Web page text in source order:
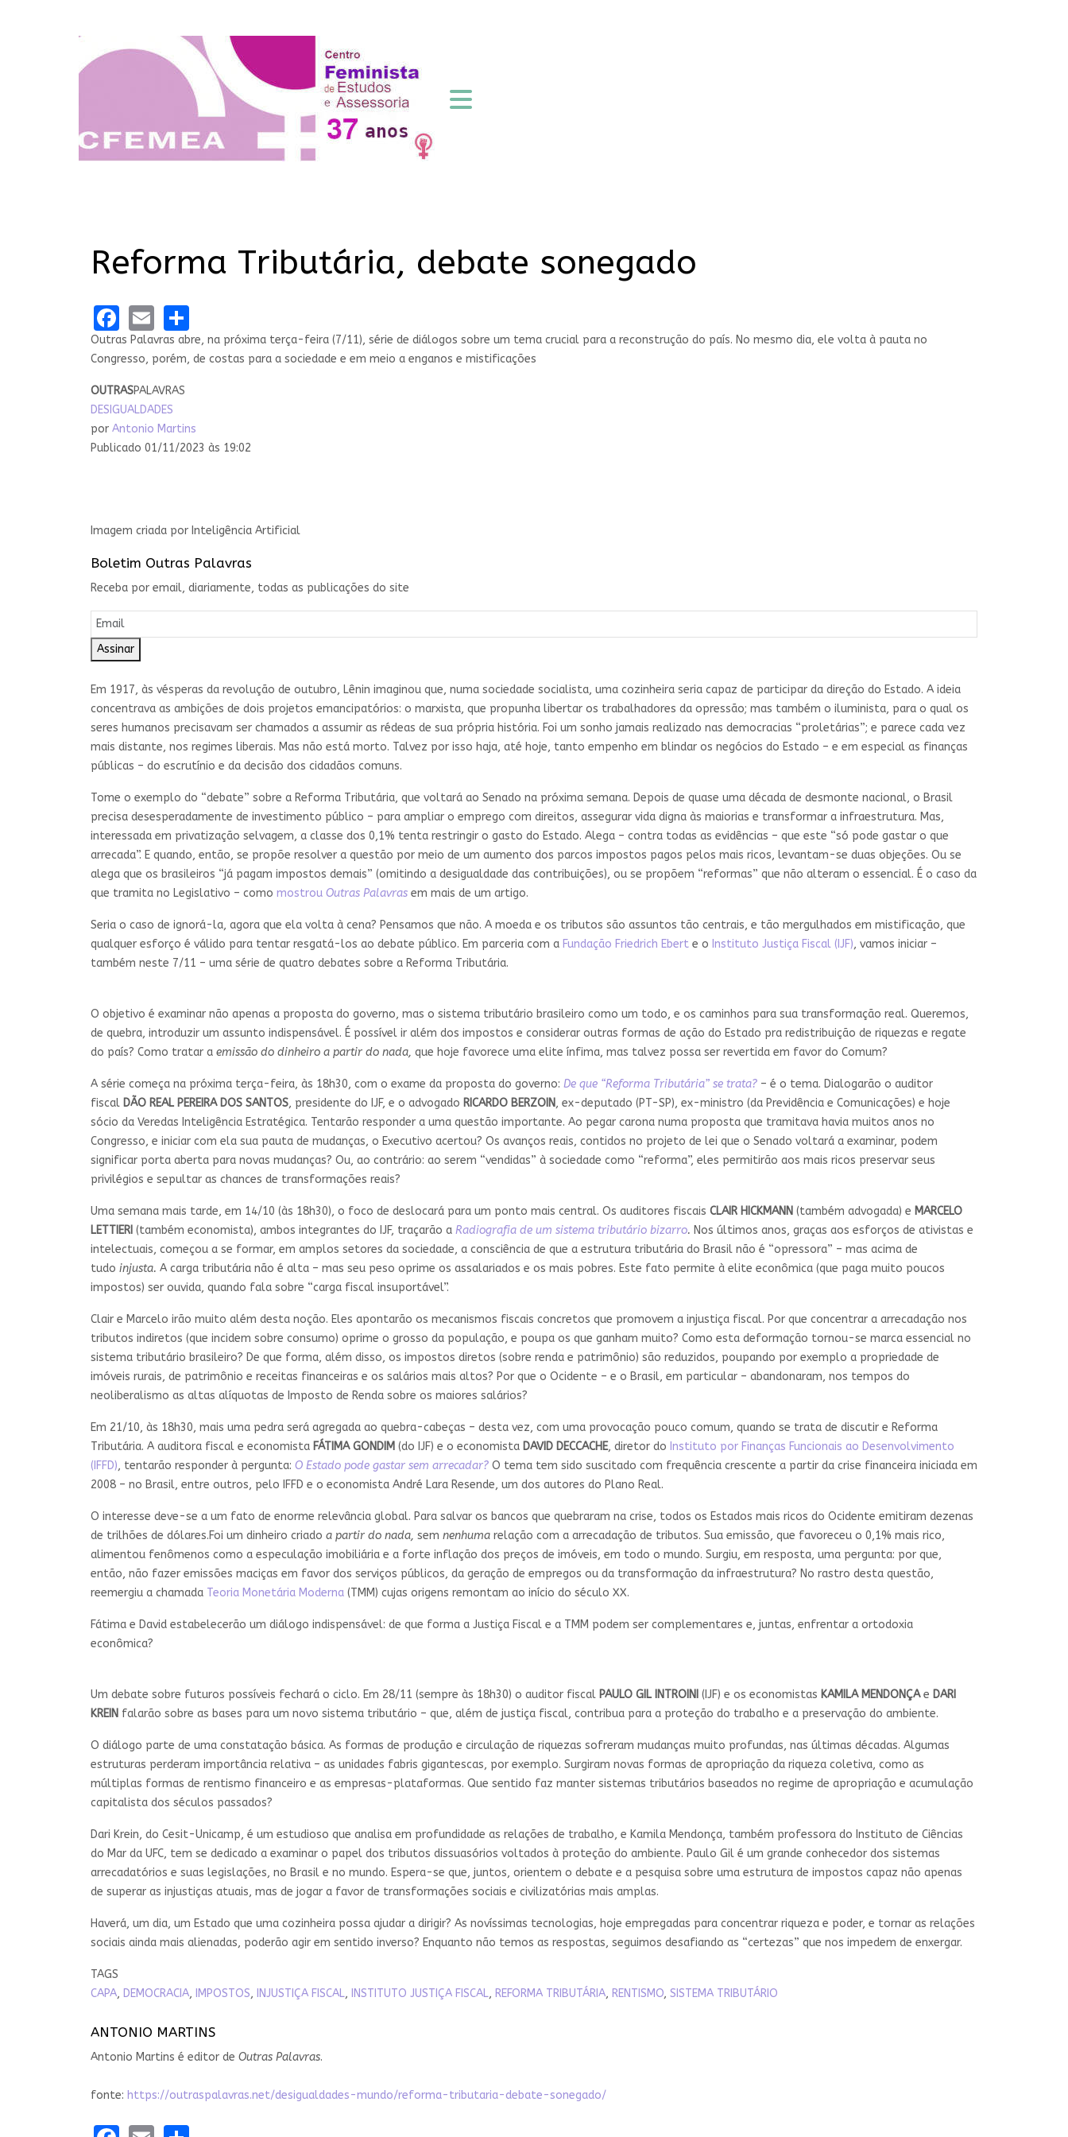
Reforma Tributária, debate sonegado
Facebook
Email
Outras Palavras abre, na próxima terça-feira (7/11), série de diálogos sobre um tema crucial para a reconstrução do país. No mesmo dia, ele volta à pauta no
Congresso, porém, de costas para a sociedade e em meio a enganos e mistificações
OUTRASPALAVRAS
DESIGUALDADES
por Antonio Martins
Publicado 01/11/2023 às 19:02
Imagem criada por Inteligência Artificial
Boletim Outras Palavras
Receba por email, diariamente, todas as publicações do site
Assinar
Em 1917, às vésperas da revolução de outubro, Lênin imaginou que, numa sociedade socialista, uma cozinheira seria capaz de participar da direção do Estado. A ideia
concentrava as ambições de dois projetos emancipatórios: o marxista, que propunha libertar os trabalhadores da opressão; mas também o iluminista, para o qual os
seres humanos precisavam ser chamados a assumir as rédeas de sua própria história. Foi um sonho jamais realizado nas democracias “proletárias”; e parece cada vez
mais distante, nos regimes liberais. Mas não está morto. Talvez por isso haja, até hoje, tanto empenho em blindar os negócios do Estado – e em especial as finanças
públicas – do escrutínio e da decisão dos cidadãos comuns.
Tome o exemplo do “debate” sobre a Reforma Tributária, que voltará ao Senado na próxima semana. Depois de quase uma década de desmonte nacional, o Brasil
precisa desesperadamente de investimento público – para ampliar o emprego com direitos, assegurar vida digna às maiorias e transformar a infraestrutura. Mas,
interessada em privatização selvagem, a classe dos 0,1% tenta restringir o gasto do Estado. Alega – contra todas as evidências – que este “só pode gastar o que
arrecada”. E quando, então, se propõe resolver a questão por meio de um aumento dos parcos impostos pagos pelos mais ricos, levantam-se duas objeções. Ou se
alega que os brasileiros “já pagam impostos demais” (omitindo a desigualdade das contribuições), ou se propõem “reformas” que não alteram o essencial. É o caso da
que tramita no Legislativo – como mostrou Outras Palavras em mais de um artigo.
Seria o caso de ignorá-la, agora que ela volta à cena? Pensamos que não. A moeda e os tributos são assuntos tão centrais, e tão mergulhados em mistificação, que
qualquer esforço é válido para tentar resgatá-los ao debate público. Em parceria com a Fundação Friedrich Ebert e o Instituto Justiça Fiscal (IJF), vamos iniciar –
também neste 7/11 – uma série de quatro debates sobre a Reforma Tributária.
O objetivo é examinar não apenas a proposta do governo, mas o sistema tributário brasileiro como um todo, e os caminhos para sua transformação real. Queremos,
de quebra, introduzir um assunto indispensável. É possível ir além dos impostos e considerar outras formas de ação do Estado pra redistribuição de riquezas e regate
do país? Como tratar a emissão do dinheiro a partir do nada, que hoje favorece uma elite ínfima, mas talvez possa ser revertida em favor do Comum?
A série começa na próxima terça-feira, às 18h30, com o exame da proposta do governo: De que “Reforma Tributária” se trata? – é o tema. Dialogarão o auditor
fiscal DÃO REAL PEREIRA DOS SANTOS, presidente do IJF, e o advogado RICARDO BERZOIN, ex-deputado (PT-SP), ex-ministro (da Previdência e Comunicações) e hoje
sócio da Veredas Inteligência Estratégica. Tentarão responder a uma questão importante. Ao pegar carona numa proposta que tramitava havia muitos anos no
Congresso, e iniciar com ela sua pauta de mudanças, o Executivo acertou? Os avanços reais, contidos no projeto de lei que o Senado voltará a examinar, podem
significar porta aberta para novas mudanças? Ou, ao contrário: ao serem “vendidas” à sociedade como “reforma”, eles permitirão aos mais ricos preservar seus
privilégios e sepultar as chances de transformações reais?
Uma semana mais tarde, em 14/10 (às 18h30), o foco de deslocará para um ponto mais central. Os auditores fiscais CLAIR HICKMANN (também advogada) e MARCELO
LETTIERI (também economista), ambos integrantes do IJF, traçarão a Radiografia de um sistema tributário bizarro. Nos últimos anos, graças aos esforços de ativistas e
intelectuais, começou a se formar, em amplos setores da sociedade, a consciência de que a estrutura tributária do Brasil não é “opressora” – mas acima de
tudo injusta. A carga tributária não é alta – mas seu peso oprime os assalariados e os mais pobres. Este fato permite à elite econômica (que paga muito poucos
impostos) ser ouvida, quando fala sobre “carga fiscal insuportável”.
Clair e Marcelo irão muito além desta noção. Eles apontarão os mecanismos fiscais concretos que promovem a injustiça fiscal. Por que concentrar a arrecadação nos
tributos indiretos (que incidem sobre consumo) oprime o grosso da população, e poupa os que ganham muito? Como esta deformação tornou-se marca essencial no
sistema tributário brasileiro? De que forma, além disso, os impostos diretos (sobre renda e patrimônio) são reduzidos, poupando por exemplo a propriedade de
imóveis rurais, de patrimônio e receitas financeiras e os salários mais altos? Por que o Ocidente – e o Brasil, em particular – abandonaram, nos tempos do
neoliberalismo as altas alíquotas de Imposto de Renda sobre os maiores salários?
Em 21/10, às 18h30, mais uma pedra será agregada ao quebra-cabeças – desta vez, com uma provocação pouco comum, quando se trata de discutir e Reforma
Tributária. A auditora fiscal e economista FÁTIMA GONDIM (do IJF) e o economista DAVID DECCACHE, diretor do Instituto por Finanças Funcionais ao Desenvolvimento
(IFFD), tentarão responder à pergunta: O Estado pode gastar sem arrecadar? O tema tem sido suscitado com frequência crescente a partir da crise financeira iniciada em
2008 – no Brasil, entre outros, pelo IFFD e o economista André Lara Resende, um dos autores do Plano Real.
O interesse deve-se a um fato de enorme relevância global. Para salvar os bancos que quebraram na crise, todos os Estados mais ricos do Ocidente emitiram dezenas
de trilhões de dólares.Foi um dinheiro criado a partir do nada, sem nenhuma relação com a arrecadação de tributos. Sua emissão, que favoreceu o 0,1% mais rico,
alimentou fenômenos como a especulação imobiliária e a forte inflação dos preços de imóveis, em todo o mundo. Surgiu, em resposta, uma pergunta: por que,
então, não fazer emissões maciças em favor dos serviços públicos, da geração de empregos ou da transformação da infraestrutura? No rastro desta questão,
reemergiu a chamada Teoria Monetária Moderna (TMM) cujas origens remontam ao início do século XX.
Fátima e David estabelecerão um diálogo indispensável: de que forma a Justiça Fiscal e a TMM podem ser complementares e, juntas, enfrentar a ortodoxia
econômica?
Um debate sobre futuros possíveis fechará o ciclo. Em 28/11 (sempre às 18h30) o auditor fiscal PAULO GIL INTROINI (IJF) e os economistas KAMILA MENDONÇAe DARI
KREIN falarão sobre as bases para um novo sistema tributário – que, além de justiça fiscal, contribua para a proteção do trabalho e a preservação do ambiente.
O diálogo parte de uma constatação básica. As formas de produção e circulação de riquezas sofreram mudanças muito profundas, nas últimas décadas. Algumas
estruturas perderam importância relativa – as unidades fabris gigantescas, por exemplo. Surgiram novas formas de apropriação da riqueza coletiva, como as
múltiplas formas de rentismo financeiro e as empresas-plataformas. Que sentido faz manter sistemas tributários baseados no regime de apropriação e acumulação
capitalista dos séculos passados?
Dari Krein, do Cesit-Unicamp, é um estudioso que analisa em profundidade as relações de trabalho, e Kamila Mendonça, também professora do Instituto de Ciências
do Mar da UFC, tem se dedicado a examinar o papel dos tributos dissuasórios voltados à proteção do ambiente. Paulo Gil é um grande conhecedor dos sistemas
arrecadatórios e suas legislações, no Brasil e no mundo. Espera-se que, juntos, orientem o debate e a pesquisa sobre uma estrutura de impostos capaz não apenas
de superar as injustiças atuais, mas de jogar a favor de transformações sociais e civilizatórias mais amplas.
Haverá, um dia, um Estado que uma cozinheira possa ajudar a dirigir? As novíssimas tecnologias, hoje empregadas para concentrar riqueza e poder, e tornar as relações
sociais ainda mais alienadas, poderão agir em sentido inverso? Enquanto não temos as respostas, seguimos desafiando as “certezas” que nos impedem de enxergar.
TAGS
CAPA, DEMOCRACIA, IMPOSTOS, INJUSTIÇA FISCAL, INSTITUTO JUSTIÇA FISCAL, REFORMA TRIBUTÁRIA, RENTISMO, SISTEMA TRIBUTÁRIO
ANTONIO MARTINS
Antonio Martins é editor de Outras Palavras.
fonte: https://outraspalavras.net/desigualdades-mundo/reforma-tributaria-debate-sonegado/